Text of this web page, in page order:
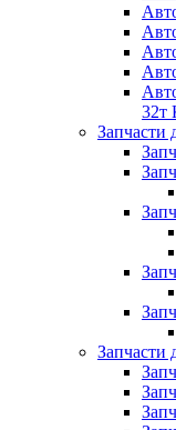
32т
Запчасти
Запчасти